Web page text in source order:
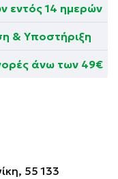
εντός 14 ημερών
& Υποστήριξη
άνω των 49€
55 133